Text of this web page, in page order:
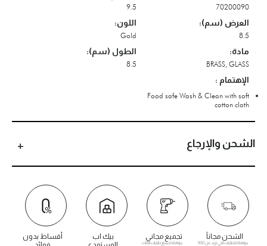
70200090
9.5
العرض (سم):
8.5
اللون:
Gold
مادة:
BRASS, GLASS
الطول (سم):
8.5
الإهتمام :
Food safe Wash & Clean with soft
cotton cloth
الشحن والإرجاع
الشحن مجاناً
مؤهلة للطلبات التي تزيد عن 500
تجميع مجاني
مؤهلة لجميع طلبات الأثاث
بيك اب
أقساط بدون